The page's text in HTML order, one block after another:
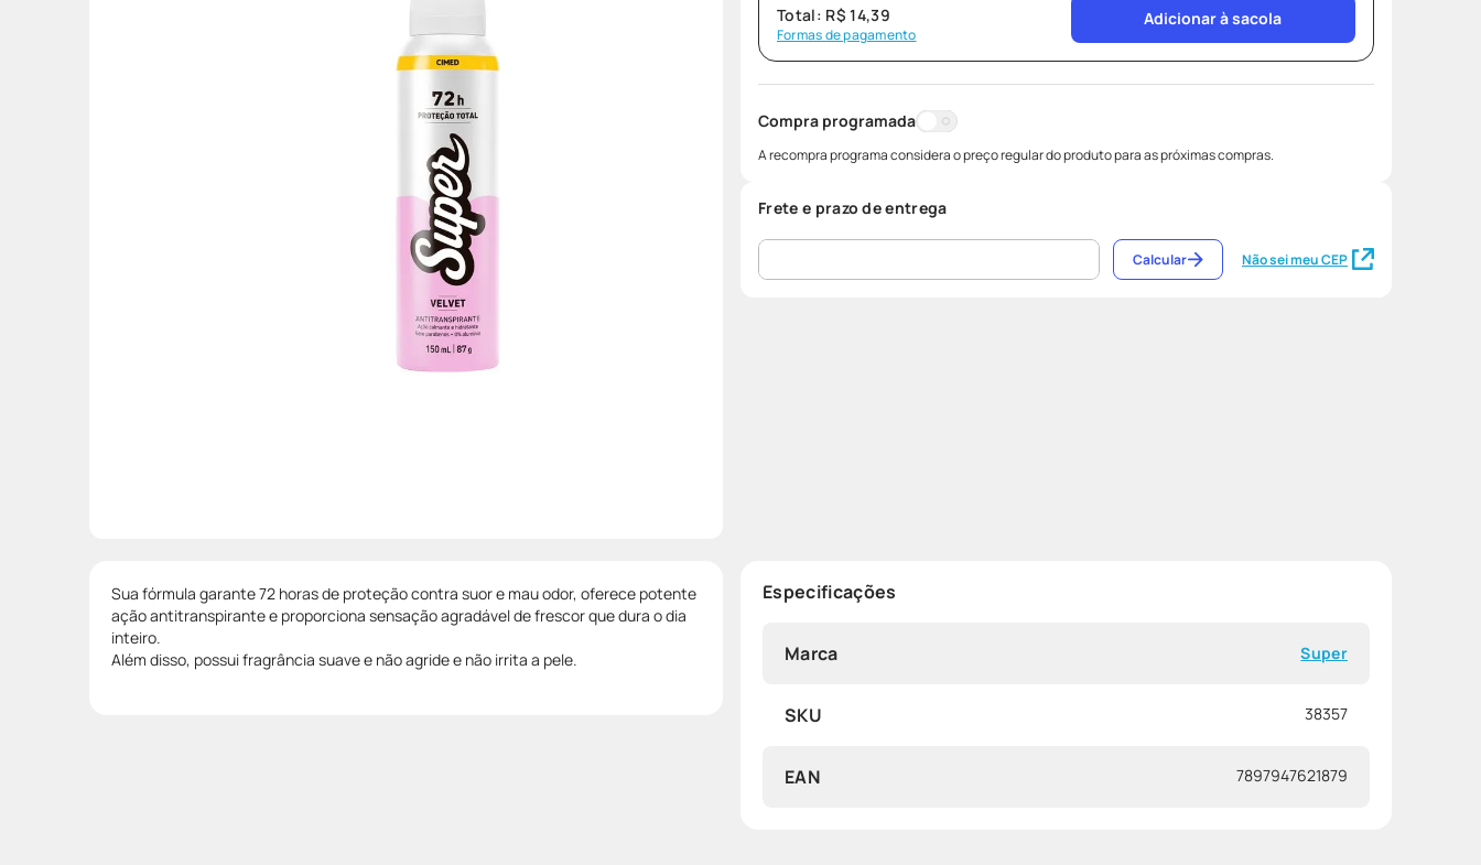
Total: R$ 14,39
Formas de pagamento
Adicionar à sacola
Compra programada
A recompra programa considera o preço regular do produto para as próximas compras.
Frete e prazo de entrega
Não sei meu CEP
Calcular
Sua fórmula garante 72 horas de proteção contra suor e mau odor, oferece potente
ação antitranspirante e proporciona sensação agradável de frescor que dura o dia
inteiro.
Além disso, possui fragrância suave e não agride e não irrita a pele.
Especificações
Marca Super
SKU 38357
EAN 7897947621879